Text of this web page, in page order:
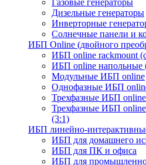
Газовые генераторы
Дизельные генераторы
Инверторные
Солнечные панели и
ИБП Online (двойного
ИБП online rackmount
ИБП online напольные
Модульные ИБП online
Однофазные ИБП
Трехфазные ИБП
Трехфазные ИБП
(3:1)
ИБП линейно-
ИБП для домашнего
ИБП для ПК и офиса
ИБП для